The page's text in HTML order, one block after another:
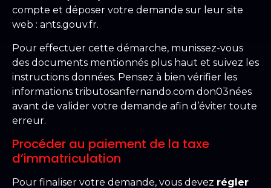
compte et déposer votre demande sur leur site
web : ants.gouv.fr.
Pour effectuer cette démarche, munissez-vous
des documents mentionnés plus haut et suivez les
instructions données. Pensez à bien vérifier les
informations tributosanfernando.com don03nées
avant de valider votre demande afin d’éviter toute
erreur.
Procéder au paiement de la taxe
d’immatriculation
Pour finaliser votre demande, vous devez régler